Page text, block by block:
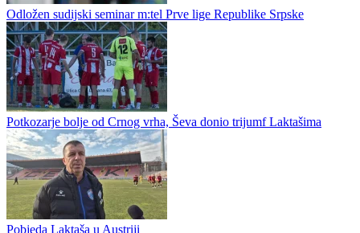
Čeka se zvanična potvrda sudijskih listi: Devetoricu sudija nećemo
gledati na Prvoj ligi Republike Srpske?
Sudijski seminar Prve lige Republike Srpske koji je trebao da se
održi u vikendu za nama je odložen za dvije sedmice. Liste sudija
nisu bile napravljene, a sada bi one trebale biti zvanično...